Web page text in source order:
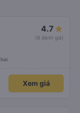
4.7
(8 đánh giá)
Xem giá